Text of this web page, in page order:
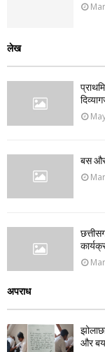
लेख
बस और
अपराध
और